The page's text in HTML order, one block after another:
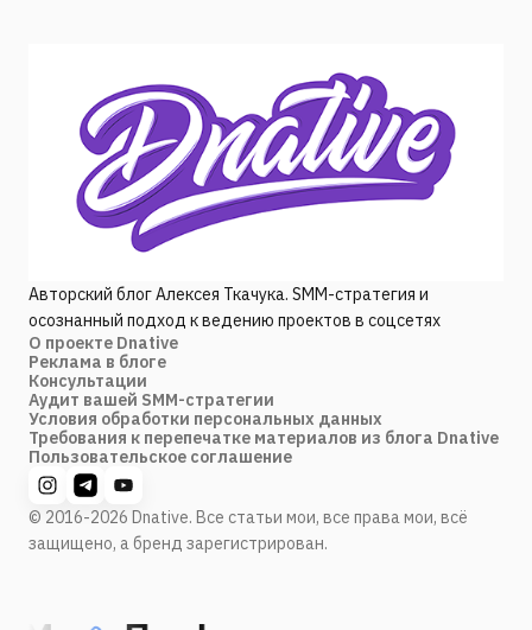
Авторский блог Алексея Ткачука. SMM-стратегия и
осознанный подход к ведению проектов в соцсетях
О проекте Dnative
Реклама в блоге
Консультации
Аудит вашей SMM-стратегии
Условия обработки персональных данных
Требования к перепечатке материалов из блога Dnative
Пользовательское соглашение
© 2016-2026 Dnative. Все статьи мои, все права мои, всё
защищено, а бренд зарегистрирован.